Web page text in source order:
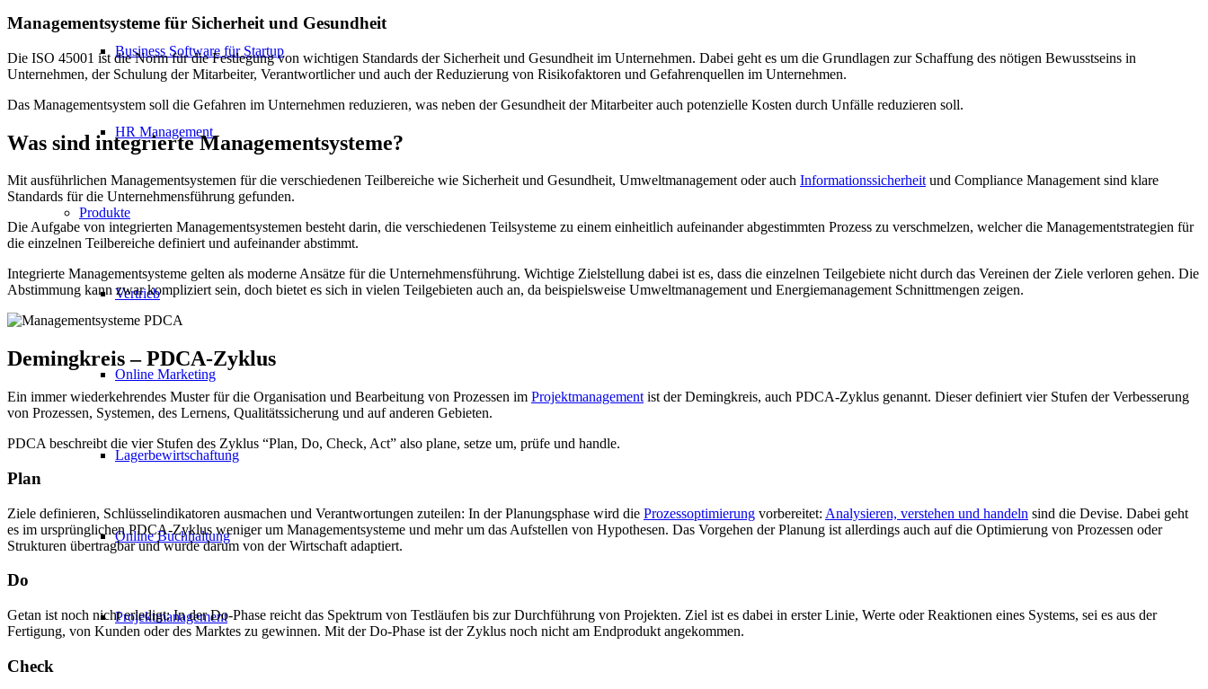
Business Software für Startup
HR Management
Produkte
Vertrieb
Online Marketing
Lagerbewirtschaftung
Online Buchhaltung
Projektmanagement
Managementsysteme für Sicherheit und Gesundheit
Die ISO 45001 ist die Norm für die Festlegung von wichtigen Standards der Sicherheit und Gesundheit im Unternehmen. Dabei geht es um die Grundlagen zur Schaffung des nötigen Bewusstseins in
Unternehmen, der Schulung der Mitarbeiter, Verantwortlicher und auch der Reduzierung von Risikofaktoren und Gefahrenquellen im Unternehmen.
Das Managementsystem soll die Gefahren im Unternehmen reduzieren, was neben der Gesundheit der Mitarbeiter auch potenzielle Kosten durch Unfälle reduzieren soll.
Was sind integrierte Managementsysteme?
Mit ausführlichen Managementsystemen für die verschiedenen Teilbereiche wie Sicherheit und Gesundheit, Umweltmanagement oder auch Informationssicherheitund Compliance Management sind klare
Standards für die Unternehmensführung gefunden.
Die Aufgabe von integrierten Managementsystemen besteht darin, die verschiedenen Teilsysteme zu einem einheitlich aufeinander abgestimmten Prozess zu verschmelzen, welcher die Managementstrategien für
die einzelnen Teilbereiche definiert und aufeinander abstimmt.
Integrierte Managementsysteme gelten als moderne Ansätze für die Unternehmensführung. Wichtige Zielstellung dabei ist es, dass die einzelnen Teilgebiete nicht durch das Vereinen der Ziele verloren gehen. Die
Abstimmung kann zwar kompliziert sein, doch bietet es sich in vielen Teilgebieten auch an, da beispielsweise Umweltmanagement und Energiemanagement Schnittmengen zeigen.
Demingkreis – PDCA-Zyklus
Ein immer wiederkehrendes Muster für die Organisation und Bearbeitung von Prozessen im Projektmanagement ist der Demingkreis, auch PDCA-Zyklus genannt. Dieser definiert vier Stufen der Verbesserung
von Prozessen, Systemen, des Lernens, Qualitätssicherung und auf anderen Gebieten.
PDCA beschreibt die vier Stufen des Zyklus “Plan, Do, Check, Act” also plane, setze um, prüfe und handle.
Plan
Ziele definieren, Schlüsselindikatoren ausmachen und Verantwortungen zuteilen: In der Planungsphase wird die Prozessoptimierung vorbereitet: Analysieren, verstehen und handeln sind die Devise. Dabei geht
es im ursprünglichen PDCA-Zyklus weniger um Managementsysteme und mehr um das Aufstellen von Hypothesen. Das Vorgehen der Planung ist allerdings auch auf die Optimierung von Prozessen oder
Strukturen übertragbar und wurde darum von der Wirtschaft adaptiert.
Do
Getan ist noch nicht erledigt: In der Do-Phase reicht das Spektrum von Testläufen bis zur Durchführung von Projekten. Ziel ist es dabei in erster Linie, Werte oder Reaktionen eines Systems, sei es aus der
Fertigung, von Kunden oder des Marktes zu gewinnen. Mit der Do-Phase ist der Zyklus noch nicht am Endprodukt angekommen.
Check